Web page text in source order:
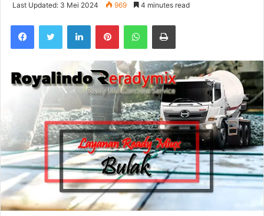
Last Updated: 3 Mei 2024 969 4 minutes read
FacebookTwitter LinkedInPinterestWhatsAppPrint